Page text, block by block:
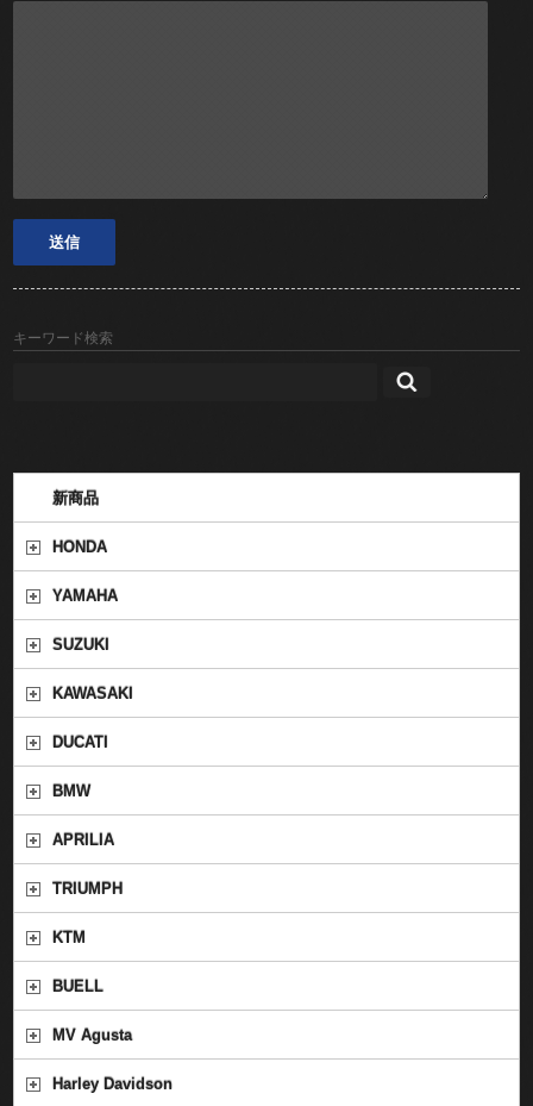
キーワード検索
新商品
HONDA
YAMAHA
SUZUKI
KAWASAKI
DUCATI
BMW
APRILIA
TRIUMPH
KTM
BUELL
MV Agusta
Harley Davidson